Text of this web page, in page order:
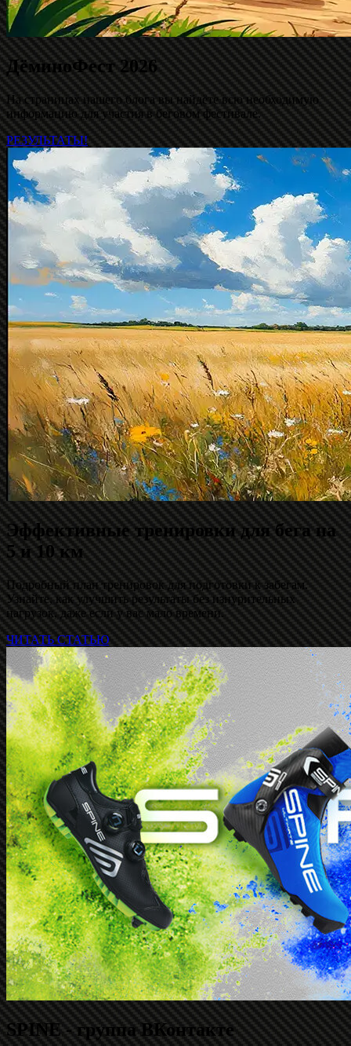
ДёминоФест 2026
На страницах нашего блога вы найдёте всю необходимую
информацию для участия в беговом фестивале.
РЕЗУЛЬТАТЫ!
Эффективные тренировки для бега на
5 и 10 км
Подробный план тренировок для подготовки к забегам.
Узнайте, как улучшить результаты без изнурительных
нагрузок, даже если у вас мало времени.
ЧИТАТЬ СТАТЬЮ
SPINE - группа ВКонтакте